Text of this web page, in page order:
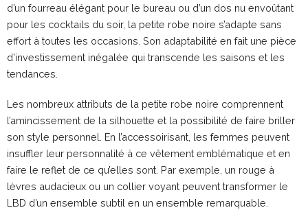
d’un fourreau élégant pour le bureau ou d’un dos nu envoûtant
pour les cocktails du soir, la petite robe noire s’adapte sans
effort à toutes les occasions. Son adaptabilité en fait une pièce
d’investissement inégalée qui transcende les saisons et les
tendances.
Les nombreux attributs de la petite robe noire comprennent
l’amincissement de la silhouette et la possibilité de faire briller
son style personnel. En l’accessoirisant, les femmes peuvent
insuffler leur personnalité à ce vêtement emblématique et en
faire le reflet de ce qu’elles sont. Par exemple, un rouge à
lèvres audacieux ou un collier voyant peuvent transformer le
LBD d’un ensemble subtil en un ensemble remarquable.